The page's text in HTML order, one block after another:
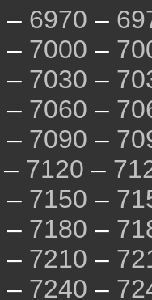
– 6970 –
– 7000 –
– 7030 –
– 7060 –
– 7090 –
– 7120 –
– 7150 –
– 7180 –
– 7210 –
– 7240 –